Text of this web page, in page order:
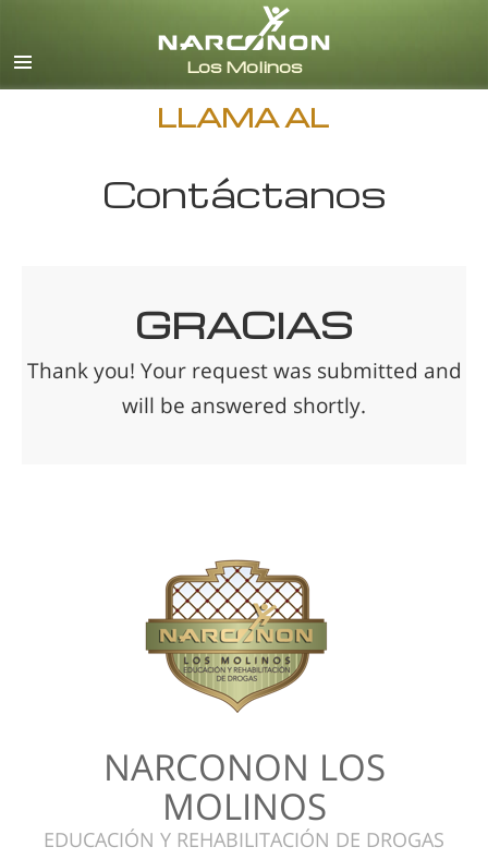
Español (Castellano)
Todas las Regiones/Idiomas
LLAMA AL
Contáctanos
GRACIAS
Thank you! Your request was submitted and
will be answered shortly.
NARCONON LOS
MOLINOS
EDUCACIÓN Y REHABILITACIÓN DE DROGAS